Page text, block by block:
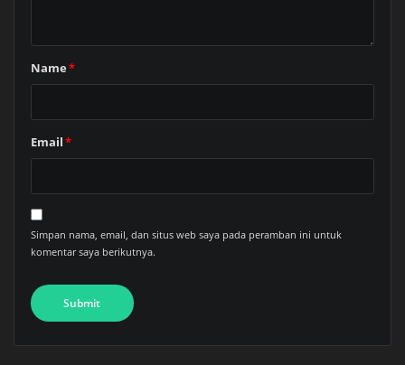
Name*
Email*
Simpan nama, email, dan situs web saya pada peramban ini untuk
komentar saya berikutnya.